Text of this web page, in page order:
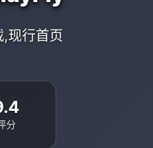
,现行首页
分